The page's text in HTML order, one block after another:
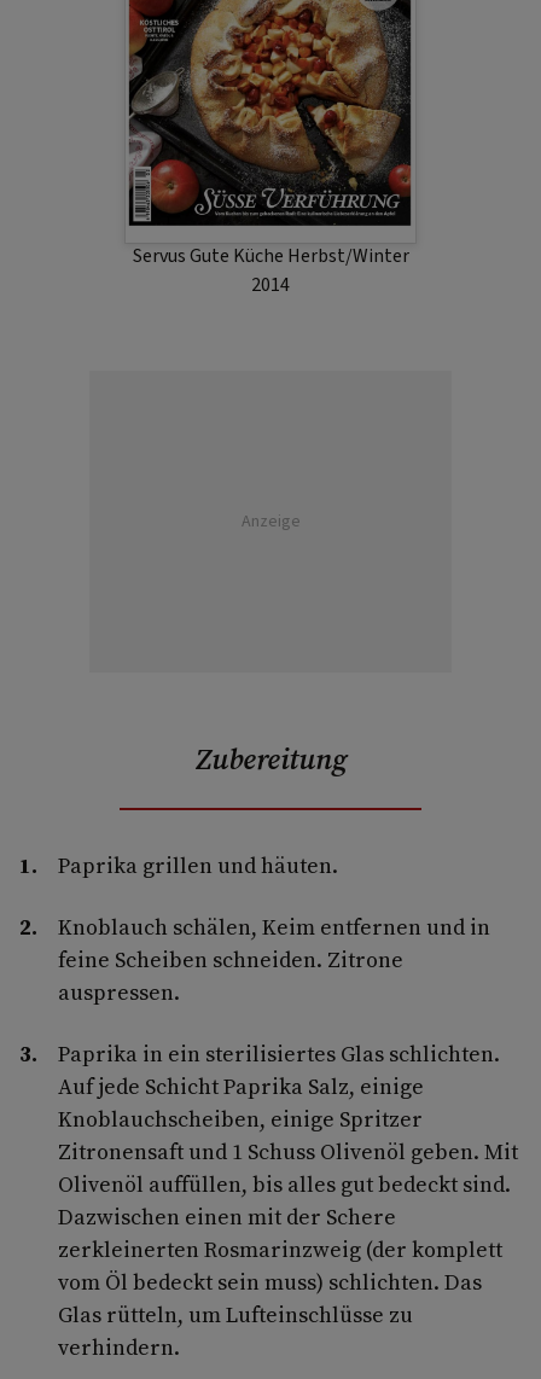
Servus Gute Küche Herbst/Winter
2014
Anzeige
Zubereitung
Paprika grillen und häuten.
Knoblauch schälen, Keim entfernen und in
feine Scheiben schneiden. Zitrone
auspressen.
Paprika in ein sterilisiertes Glas schlichten.
Auf jede Schicht Paprika Salz, einige
Knoblauchscheiben, einige Spritzer
Zitronensaft und 1 Schuss Olivenöl geben. Mit
Olivenöl auffüllen, bis alles gut bedeckt sind.
Dazwischen einen mit der Schere
zerkleinerten Rosmarinzweig (der komplett
vom Öl bedeckt sein muss) schlichten. Das
Glas rütteln, um Lufteinschlüsse zu
verhindern.